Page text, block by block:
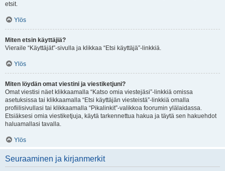
etsit.
Ylös
Miten etsin käyttäjiä?
Vieraile “Käyttäjät”-sivulla ja klikkaa “Etsi käyttäjä”-linkkiä.
Ylös
Miten löydän omat viestini ja viestiketjuni?
Omat viestisi näet klikkaamalla “Katso omia viestejäsi”-linkkiä omissa
asetuksissa tai klikkaamalla “Etsi käyttäjän viesteistä”-linkkiä omalla
profiilisivullasi tai klikkaamalla “Pikalinkit”-valikkoa foorumin ylälaidassa.
Etsiäksesi omia viestiketjuja, käytä tarkennettua hakua ja täytä sen hakuehdot
haluamallasi tavalla.
Ylös
Seuraaminen ja kirjanmerkit